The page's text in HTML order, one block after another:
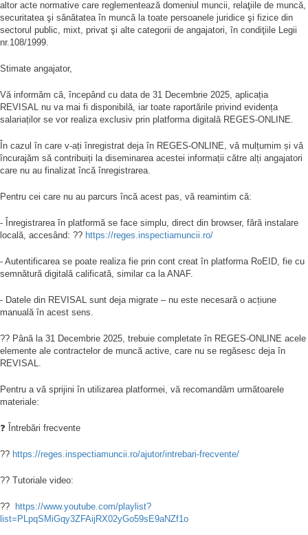
altor acte normative care reglementează domeniul muncii, relaţiile de muncă,
securitatea şi sănătatea în muncă la toate persoanele juridice şi fizice din
sectorul public, mixt, privat şi alte categorii de angajatori, în condiţiile Legii
nr.108/1999.
Stimate angajator,
Vă informăm că, începând cu data de 31 Decembrie 2025, aplicația
REVISAL nu va mai fi disponibilă, iar toate raportările privind evidența
salariaților se vor realiza exclusiv prin platforma digitală REGES-ONLINE.
În cazul în care v-ați înregistrat deja în REGES-ONLINE, vă mulțumim și vă
încurajăm să contribuiți la diseminarea acestei informații către alți angajatori
care nu au finalizat încă înregistrarea.
Pentru cei care nu au parcurs încă acest pas, vă reamintim că:
- Înregistrarea în platformă se face simplu, direct din browser, fără instalare
locală, accesând: ?? https://reges.inspectiamuncii.ro/
- Autentificarea se poate realiza fie prin cont creat în platforma RoEID, fie cu
semnătură digitală calificată, similar ca la ANAF.
- Datele din REVISAL sunt deja migrate – nu este necesară o acțiune
manuală în acest sens.
?? Până la 31 Decembrie 2025, trebuie completate în REGES-ONLINE acele
elemente ale contractelor de muncă active, care nu se regăsesc deja în
REVISAL.
Pentru a vă sprijini în utilizarea platformei, vă recomandăm următoarele
materiale:
❓ Întrebări frecvente
?? https://reges.inspectiamuncii.ro/ajutor/intrebari-frecvente/
?? Tutoriale video:
??
https://www.youtube.com/playlist?
list=PLpqSMiGqy3ZFAijRX02yGo59sE9aNZf1o